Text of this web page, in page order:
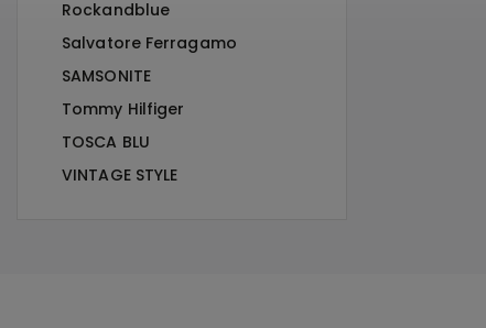
Rockandblue
Salvatore Ferragamo
SAMSONITE
Tommy Hilfiger
TOSCA BLU
VINTAGE STYLE